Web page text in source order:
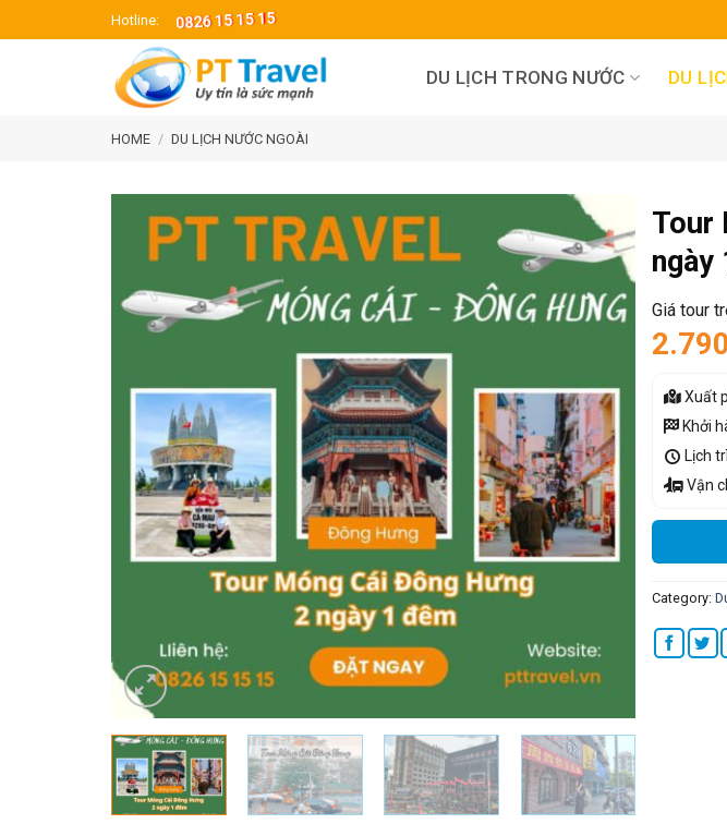
to
Hotline: 0826 15 15 15
DU LỊCH TRONG NƯỚC DU
HOME / DU LỊCH NƯỚC NGOÀI
Tour
ngày
Giá tour
Xuất
Khởi
Lịch
Vận
Category: